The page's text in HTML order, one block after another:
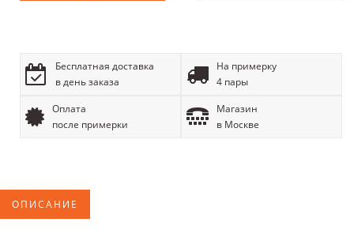
Бесплатная доставка
в день заказа
На примерку
4 пары
Оплата
после примерки
Магазин
в Москве
ОПИСАНИЕ